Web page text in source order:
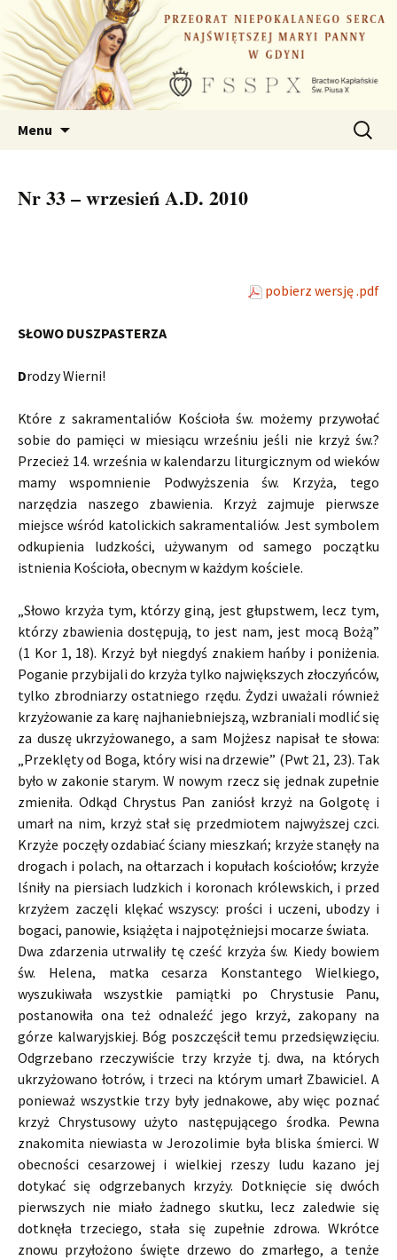
Przejdź
do
treści
Menu Szukaj:
Nr 33 – wrzesień A.D. 2010
pobierz wersję .pdf
SŁOWO DUSZPASTERZA
Drodzy Wierni!
Które z sakramentaliów Kościoła św. możemy przywołać
sobie do pamięci w miesiącu wrześniu jeśli nie krzyż św.?
Przecież 14. września w kalendarzu liturgicznym od wieków
mamy wspomnienie Podwyższenia św. Krzyża, tego
narzędzia naszego zbawienia. Krzyż zajmuje pierwsze
miejsce wśród katolickich sakramentaliów. Jest symbolem
odkupienia ludzkości, używanym od samego początku
istnienia Kościoła, obecnym w każdym kościele.
„Słowo krzyża tym, którzy giną, jest głupstwem, lecz tym,
którzy zbawienia dostępują, to jest nam, jest mocą Bożą”
(1 Kor 1, 18). Krzyż był niegdyś znakiem hańby i poniżenia.
Poganie przybijali do krzyża tylko największych złoczyńców,
tylko zbrodniarzy ostatniego rzędu. Żydzi uważali również
krzyżowanie za karę najhaniebniejszą, wzbraniali modlić się
za duszę ukrzyżowanego, a sam Mojżesz napisał te słowa:
„Przeklęty od Boga, który wisi na drzewie” (Pwt 21, 23). Tak
było w zakonie starym. W nowym rzecz się jednak zupełnie
zmieniła. Odkąd Chrystus Pan zaniósł krzyż na Golgotę i
umarł na nim, krzyż stał się przedmiotem najwyższej czci.
Krzyże poczęły ozdabiać ściany mieszkań; krzyże stanęły na
drogach i polach, na ołtarzach i kopułach kościołów; krzyże
lśniły na piersiach ludzkich i koronach królewskich, i przed
krzyżem zaczęli klękać wszyscy: prości i uczeni, ubodzy i
bogaci, panowie, książęta i najpotężniejsi mocarze świata.
Dwa zdarzenia utrwaliły tę cześć krzyża św. Kiedy bowiem
św. Helena, matka cesarza Konstantego Wielkiego,
wyszukiwała wszystkie pamiątki po Chrystusie Panu,
postanowiła ona też odnaleźć jego krzyż, zakopany na
górze kalwaryjskiej. Bóg poszczęścił temu przedsięwzięciu.
Odgrzebano rzeczywiście trzy krzyże tj. dwa, na których
ukrzyżowano łotrów, i trzeci na którym umarł Zbawiciel. A
ponieważ wszystkie trzy były jednakowe, aby więc poznać
krzyż Chrystusowy użyto następującego środka. Pewna
znakomita niewiasta w Jerozolimie była bliska śmierci. W
obecności cesarzowej i wielkiej rzeszy ludu kazano jej
dotykać się odgrzebanych krzyży. Dotknięcie się dwóch
pierwszych nie miało żadnego skutku, lecz zaledwie się
dotknęła trzeciego, stała się zupełnie zdrowa. Wkrótce
znowu przyłożono święte drzewo do zmarłego, a tenże